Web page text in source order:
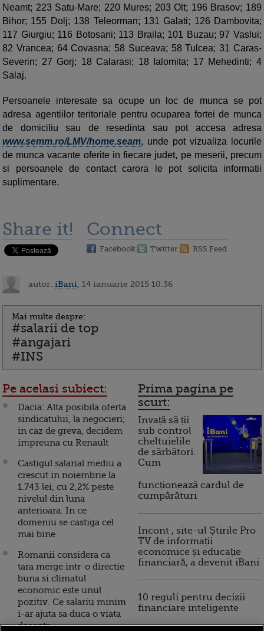
Neamt; 223 Satu-Mare; 220 Mures; 203 Olt; 196 Brasov; 189
Bihor; 155 Dolj; 138 Teleorman; 131 Galati; 126 Dambovita;
117 Giurgiu; 116 Botosani; 113 Braila; 101 Buzau; 97 Vaslui;
82 Vrancea; 64 Covasna; 58 Suceava; 58 Tulcea; 31 Caras-
Severin; 27 Gorj; 18 Calarasi; 18 Ialomita; 17 Mehedinti; 4
Salaj.
Persoanele interesate sa ocupe un loc de munca se pot
adresa agentiilor teritoriale pentru ocuparea fortei de munca
de domiciliu sau de resedinta sau pot accesa adresa
www.semm.ro/LMV/home.seam, unde pot vizualiza locurile
de munca vacante oferite in fiecare judet, pe meserii, precum
si persoanele de contact carora le pot solicita informatii
suplimentare.
Share it! Connect
Facebook Twitter RSS Feed
autor: iBani , 14 ianuarie 2015 10:36
Mai multe despre:
#salarii de top
#angajari
#INS
Pe acelasi subiect:
Dacia: Alta posibila oferta
sindicatului, la negocieri;
in caz de greva, decidem
impreuna cu Renault
Castigul salarial mediu a
crescut in noiembrie la
1.743 lei, cu 2,2% peste
nivelul din luna
anterioara. In ce
domeniu se castiga cel
mai bine
Romanii considera ca
tara merge intr-o directie
buna si climatul
economic este unul
pozitiv. Ce salariu minim
i-ar ajuta sa duca o viata
decenta
Prima pagina pe
scurt:
Invață să ții
sub control
cheltuielile
de sărbători.
Cum
funcționează cardul de
cumpărături
Incont , site-ul Știrile Pro
TV de informații
economice și educație
financiară, a devenit iBani
10 reguli pentru decizii
financiare inteligente